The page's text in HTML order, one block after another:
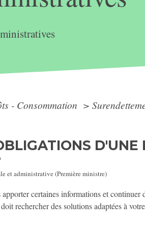
- Consommation >
et administrative (Première ministre)
certaines informations et
rechercher des solutions adaptées à